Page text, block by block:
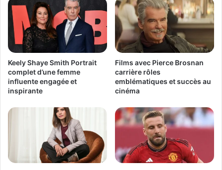
Keely Shaye Smith Portrait
complet d’une femme
influente engagée et
inspirante
Films avec Pierce Brosnan
carrière rôles
emblématiques et succès au
cinéma